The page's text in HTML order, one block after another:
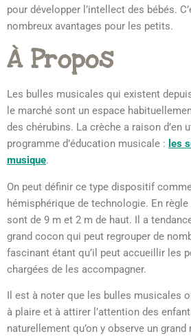
pour développer l’intellect des bébés.
nombreux avantages pour les petits.
À Propos
Les bulles musicales qui existent
le marché sont un espace
des chérubins. La crèche a raison d’en
programme d’éducation musicale : les
musique.
On peut définir ce type dispositif
hémisphérique de technologie. En
sont de 9 m et 2 m de haut. Il a
grand cocon qui peut regrouper de
fascinant étant qu’il peut accueillir les
chargées de les accompagner.
Il est à noter que les bulles musicales
à plaire et à attirer l’attention des
naturellement qu’on y observe un